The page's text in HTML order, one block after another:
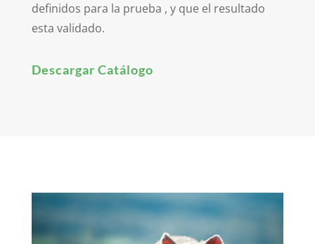
definidos para la prueba , y que el resultado
esta validado.
Descargar Catálogo